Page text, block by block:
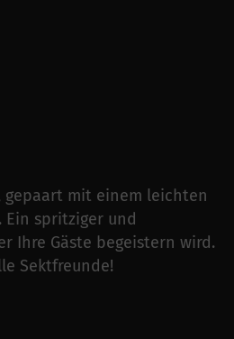
gepaart mit einem leichten
spritziger und
Ihre Gäste begeistern wird.
Sektfreunde!